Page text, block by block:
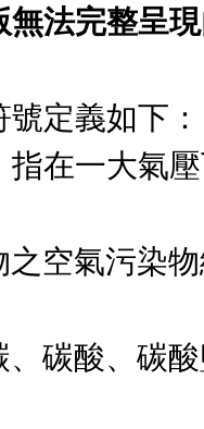
無法完整呈
定義如下：
在一大氣
空氣污染
碳酸、碳